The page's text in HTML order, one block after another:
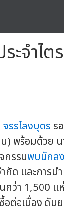
จำไต
รรโลงบุตร ร
) พร้อมด้วย
กรรมพบนักล
ด และการนำ
กว่า 1,500 แ
ต่อเนื่อง ดัน